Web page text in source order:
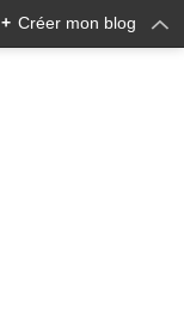
+ Créer mon blog